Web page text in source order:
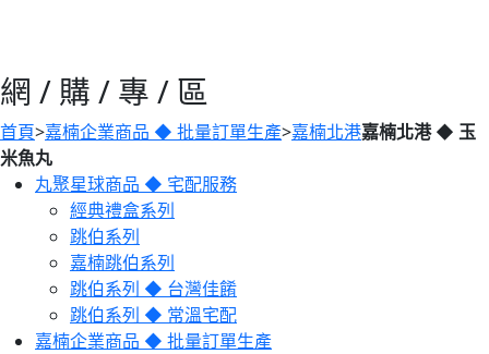
網 / 購 / 專 / 區
首頁>嘉楠企業商品 ◆ 批量訂單生產>嘉楠北港嘉楠北港 ◆ 玉
米魚丸
丸聚星球商品 ◆ 宅配服務
經典禮盒系列
跳伯系列
嘉楠跳伯系列
跳伯系列 ◆ 台灣佳餚
跳伯系列 ◆ 常溫宅配
嘉楠企業商品 ◆ 批量訂單生產